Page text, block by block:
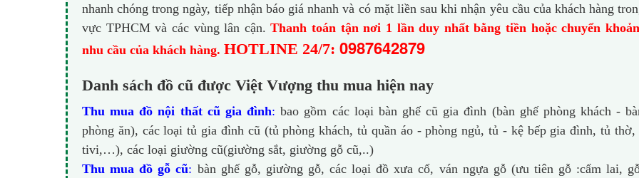
nhanh chóng trong ngày, tiếp nhận báo giá nhanh và có mặt liền sau khi nhận yêu cầu của khách hàng
vực TPHCM và các vùng lân cận.Thanh toán tận nơi 1 lần duy nhất bằng tiền hoặc chuyển
nhu cầu của khách hàng. HOTLINE 24/7: 0987642879
Danh sách đồ cũ được Việt Vượng thu mua hiện nay
Thu mua đồ nội thất cũ gia đình: bao gồm các loại bàn ghế cũ gia đình (bàn ghế phòng khách -
phòng ăn), các loại tủ gia đình cũ (tủ phòng khách, tủ quần áo - phòng ngủ, tủ - kệ bếp gia đình, tủ thờ,
tivi,…), các loại giường cũ(giường sắt, giường gỗ cũ,..)
Thu mua đồ gỗ cũ: bàn ghế gỗ, giường gỗ, các loại đồ xưa cổ, ván ngựa gỗ (ưu tiên gỗ :cẩm lai,